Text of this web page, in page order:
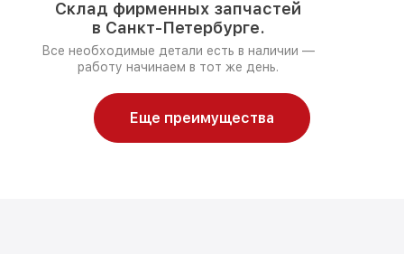
Склад фирменных запчастей
в Санкт-Петербурге.
Все необходимые детали есть в наличии —
работу начинаем в тот же день.
Еще преимущества